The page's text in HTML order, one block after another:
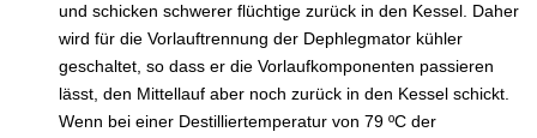
und schicken schwerer flüchtige zurück in den Kessel. Daher
wird für die Vorlauftrennung der Dephlegmator kühler
geschaltet, so dass er die Vorlaufkomponenten passieren
lässt, den Mittellauf aber noch zurück in den Kessel schickt.
Wenn bei einer Destilliertemperatur von 79 ºC der